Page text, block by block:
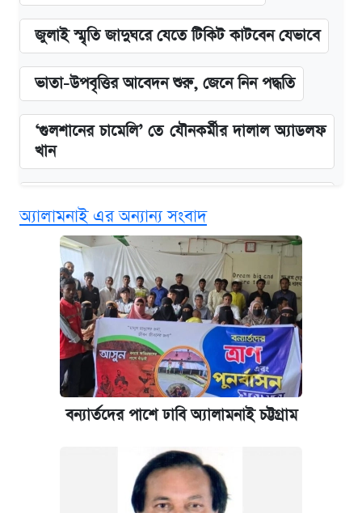
জুলাই স্মৃতি জাদুঘরে যেতে টিকিট কাটবেন যেভাবে
ভাতা-উপবৃত্তির আবেদন শুরু, জেনে নিন পদ্ধতি
‘গুলশানের চামেলি’ তে যৌনকর্মীর দালাল অ্যাডলফ
খান
দাম ও ফিচার
কবে শুরু হচ্ছে ঢাবির ভর্তি আবেদন, জানাল কর্তৃপক্ষ
নবম জাতীয় পে-স্কেল নিয়ে সর্বশেষ যা জানা গেল
আজকের বাজারে স্বর্ণের দাম (৪ আগস্ট)
আজকের বাজারে স্বর্ণ-রুপার দাম (৫ আগস্ট)
পাঁচ দপ্তরে নতুন সচিব নিয়োগ দিল সরকার
কবে হবে মেডিকেল ভর্তি পরীক্ষা, জানা গেল যা
অ্যালামনাই এর অন্যান্য সংবাদ
বন্যার্তদের পাশে ঢাবি অ্যালামনাই চট্টগ্রাম